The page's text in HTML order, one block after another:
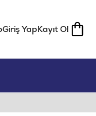
Giriş YapKayıt Ol